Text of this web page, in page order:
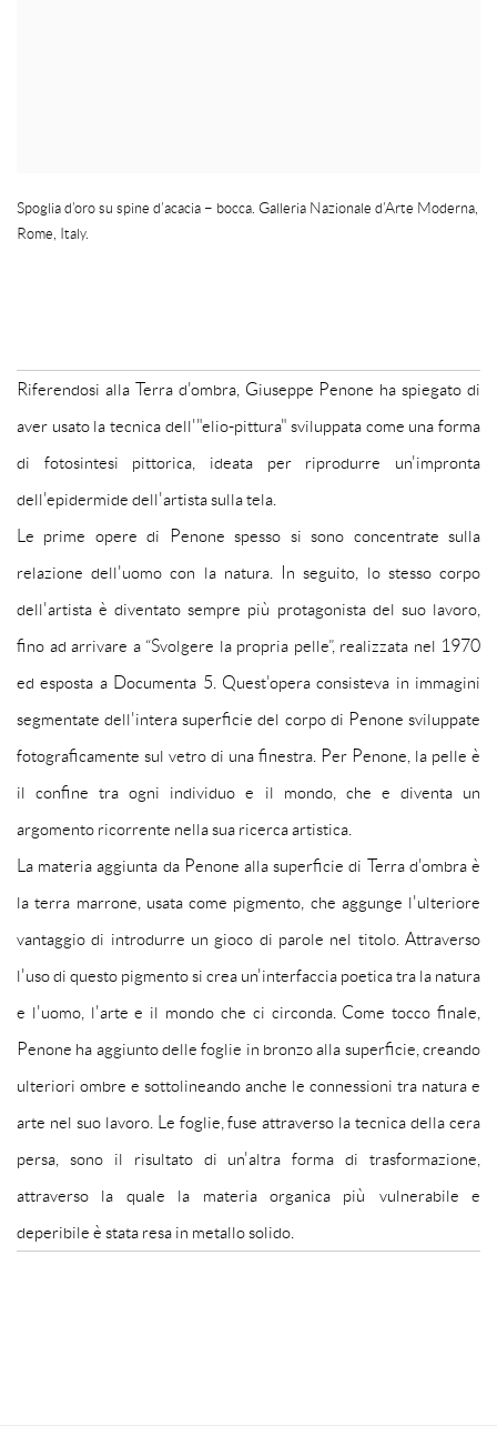
Spoglia d’oro su spine d’acacia – bocca. Galleria Nazionale d’Arte Moderna,
Rome, Italy.
Riferendosi alla Terra d'ombra, Giuseppe Penone ha spiegato di
aver usato la tecnica dell'"elio-pittura" sviluppata come una forma
di fotosintesi pittorica, ideata per riprodurre un'impronta
dell'epidermide dell'artista sulla tela.
Le prime opere di Penone spesso si sono concentrate sulla
relazione dell'uomo con la natura. In seguito, lo stesso corpo
dell'artista è diventato sempre più protagonista del suo lavoro,
fino ad arrivare a “Svolgere la propria pelle”, realizzata nel 1970
ed esposta a Documenta 5. Quest'opera consisteva in immagini
segmentate dell'intera superficie del corpo di Penone sviluppate
fotograficamente sul vetro di una finestra. Per Penone, la pelle è
il confine tra ogni individuo e il mondo, che e diventa un
argomento ricorrente nella sua ricerca artistica.
La materia aggiunta da Penone alla superficie di Terra d'ombra è
la terra marrone, usata come pigmento, che aggunge l'ulteriore
vantaggio di introdurre un gioco di parole nel titolo. Attraverso
l'uso di questo pigmento si crea un'interfaccia poetica tra la natura
e l'uomo, l'arte e il mondo che ci circonda. Come tocco finale,
Penone ha aggiunto delle foglie in bronzo alla superficie, creando
ulteriori ombre e sottolineando anche le connessioni tra natura e
arte nel suo lavoro. Le foglie, fuse attraverso la tecnica della cera
persa, sono il risultato di un'altra forma di trasformazione,
attraverso la quale la materia organica più vulnerabile e
deperibile è stata resa in metallo solido.